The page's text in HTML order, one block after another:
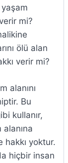
mi?
ölü alan
verir mi?
alanını
Bu
kullanır,
alanına
yoktur.
hiçbir insan